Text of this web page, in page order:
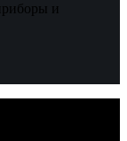
и